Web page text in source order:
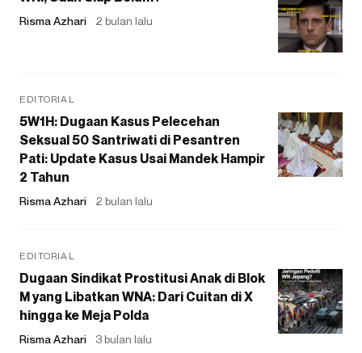
Risma Azhari 2 bulan lalu
EDITORIAL
5W1H: Dugaan Kasus Pelecehan
Seksual 50 Santriwati di Pesantren
Pati: Update Kasus Usai Mandek Hampir
2 Tahun
Risma Azhari 2 bulan lalu
EDITORIAL
Dugaan Sindikat Prostitusi Anak di Blok
M yang Libatkan WNA: Dari Cuitan di X
hingga ke Meja Polda
Risma Azhari 3 bulan lalu